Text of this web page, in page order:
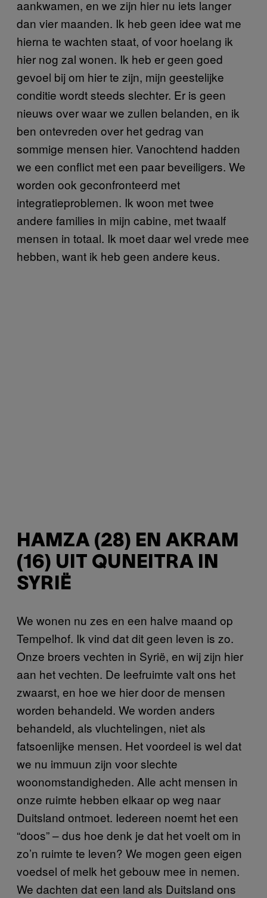
aankwamen, en we zijn hier nu iets langer
dan vier maanden. Ik heb geen idee wat me
hierna te wachten staat, of voor hoelang ik
hier nog zal wonen. Ik heb er geen goed
gevoel bij om hier te zijn, mijn geestelijke
conditie wordt steeds slechter. Er is geen
nieuws over waar we zullen belanden, en ik
ben ontevreden over het gedrag van
sommige mensen hier. Vanochtend hadden
we een conflict met een paar beveiligers. We
worden ook geconfronteerd met
integratieproblemen. Ik woon met twee
andere families in mijn cabine, met twaalf
mensen in totaal. Ik moet daar wel vrede mee
hebben, want ik heb geen andere keus.
HAMZA (28) EN AKRAM
(16) UIT QUNEITRA IN
SYRIË
We wonen nu zes en een halve maand op
Tempelhof. Ik vind dat dit geen leven is zo.
Onze broers vechten in Syrië, en wij zijn hier
aan het vechten. De leefruimte valt ons het
zwaarst, en hoe we hier door de mensen
worden behandeld. We worden anders
behandeld, als vluchtelingen, niet als
fatsoenlijke mensen. Het voordeel is wel dat
we nu immuun zijn voor slechte
woonomstandigheden. Alle acht mensen in
onze ruimte hebben elkaar op weg naar
Duitsland ontmoet. Iedereen noemt het een
“doos” – dus hoe denk je dat het voelt om in
zo’n ruimte te leven? We mogen geen eigen
voedsel of melk het gebouw mee in nemen.
We dachten dat een land als Duitsland ons